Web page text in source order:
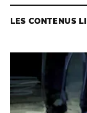
LES CONTENUS